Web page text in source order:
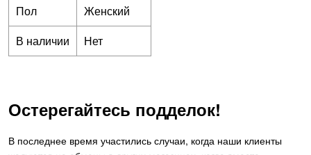
Пол
Женский
В наличии
Нет
Остерегайтесь подделок!
В последнее время участились случаи, когда наши клиенты